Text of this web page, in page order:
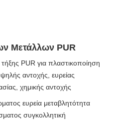
Μετάλλων PUR
PUR για πλαστικοποίηση
αντοχής, ευρείας
χημικής αντοχής
ευρεία μεταβλητότητα
συγκολλητική